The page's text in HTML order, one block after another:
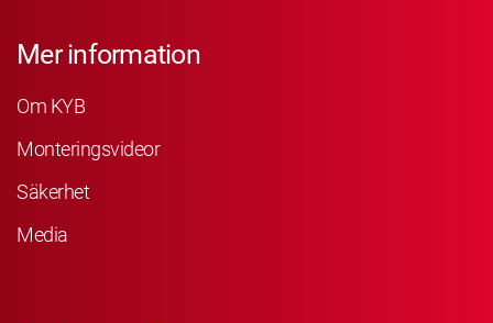
Mer information
Om KYB
Monteringsvideor
Säkerhet
Media